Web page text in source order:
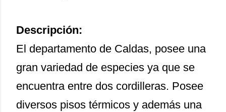
Descripción:
El departamento de Caldas, posee una
gran variedad de especies ya que se
encuentra entre dos cordilleras. Posee
diversos pisos térmicos y además una